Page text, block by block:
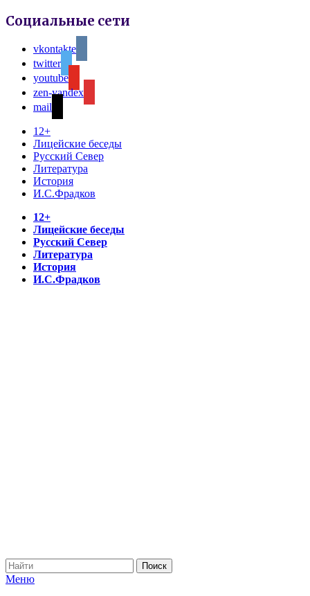
Социальные сети
vkontakte
twitter
youtube
zen-yandex
mail
12+
Лицейские беседы
Русский Север
Литература
История
И.С.Фрадков
12+
Лицейские беседы
Русский Север
Литература
История
И.С.Фрадков
Меню